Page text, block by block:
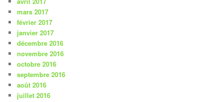
mars 2017
février 2017
janvier 2017
décembre 2016
novembre 2016
octobre 2016
septembre 2016
août 2016
juillet 2016